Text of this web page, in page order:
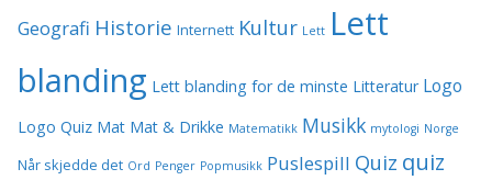
Geografi Historie Internett Kultur Lett Lett
blanding Lett blanding for de minste Litteratur Logo
Logo Quiz Mat Mat & Drikke Matematikk Musikk mytologi Norge
Når skjedde det Ord Penger Popmusikk Puslespill Quiz quiz